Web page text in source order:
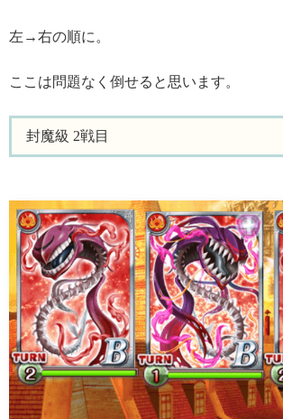
左→右の順に 。
ここは問題なく倒せると思います。
封魔級 2戦目